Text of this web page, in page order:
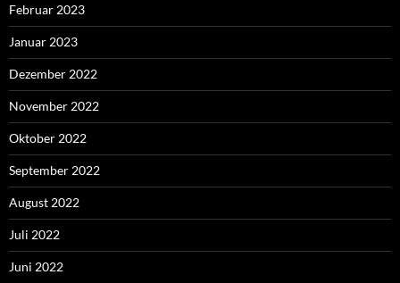
Februar 2023
Januar 2023
Dezember 2022
November 2022
Oktober 2022
September 2022
August 2022
Juli 2022
Juni 2022